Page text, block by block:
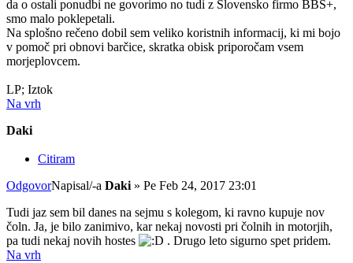
da o ostali ponudbi ne govorimo no tudi z Slovensko firmo BBS+,
smo malo poklepetali.
Na splošno rečeno dobil sem veliko koristnih informacij, ki mi bojo
v pomoč pri obnovi barčice, skratka obisk priporočam vsem
morjeplovcem.
LP; Iztok
Na vrh
Daki
Citiram
OdgovorNapisal/-a Daki » Pe Feb 24, 2017 23:01
Tudi jaz sem bil danes na sejmu s kolegom, ki ravno kupuje nov
čoln. Ja, je bilo zanimivo, kar nekaj novosti pri čolnih in motorjih,
pa tudi nekaj novih hostes
. Drugo leto sigurno spet pridem.
Na vrh